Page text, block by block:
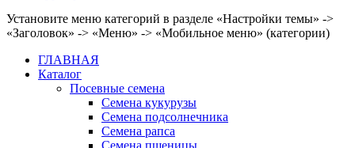
Установите меню категорий в разделе «Настройки темы» ->
«Заголовок» -> «Меню» -> «Мобильное меню» (категории)
ГЛАВНАЯ
Каталог
Посевные семена
Семена кукурузы
Семена подсолнечника
Семена рапса